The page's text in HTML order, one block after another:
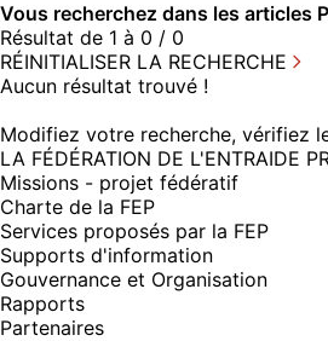
Vous recherchez dans les articles
Résultat de 1 à 0 / 0
RÉINITIALISER LA RECHERCHE
Aucun résultat trouvé !
Modifiez votre recherche, vérifiez
LA FÉDÉRATION DE L'ENTRAIDE
Missions - projet fédératif
Charte de la FEP
Services proposés par la FEP
Supports d'information
Gouvernance et Organisation
Rapports
Partenaires